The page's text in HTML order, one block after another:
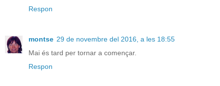
Respon
montse 29 de novembre del 2016, a les 18:55
Mai és tard per tornar a començar.
Respon